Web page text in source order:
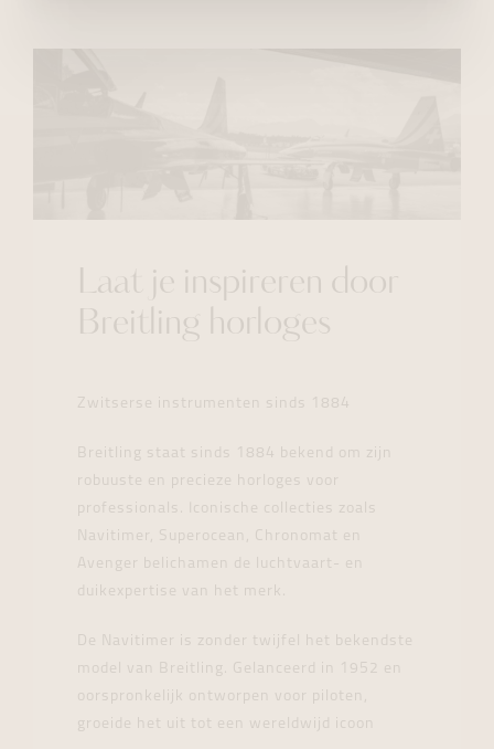
Laat je inspireren door
Breitling horloges
Zwitserse instrumenten sinds 1884
Breitling staat sinds 1884 bekend om zijn
robuuste en precieze horloges voor
professionals. Iconische collecties zoals
Navitimer, Superocean, Chronomat en
Avenger belichamen de luchtvaart- en
duikexpertise van het merk.
De Navitimer is zonder twijfel het bekendste
model van Breitling. Gelanceerd in 1952 en
oorspronkelijk ontworpen voor piloten,
groeide het uit tot een wereldwijd icoon